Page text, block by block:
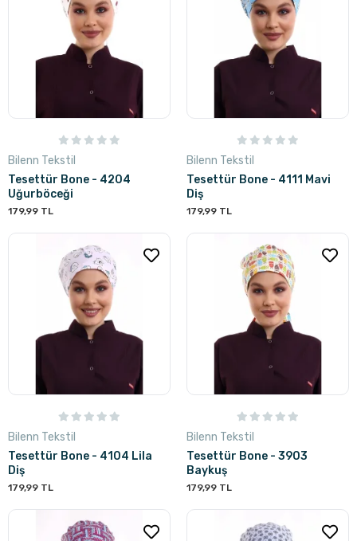
Bilenn Tekstil
Tesettür Bone - 4204
Uğurböceği
179,99 TL
Bilenn Tekstil
Tesettür Bone - 4111 Mavi
Diş
179,99 TL
Bilenn Tekstil
Tesettür Bone - 4104 Lila
Diş
179,99 TL
Bilenn Tekstil
Tesettür Bone - 3903
Baykuş
179,99 TL